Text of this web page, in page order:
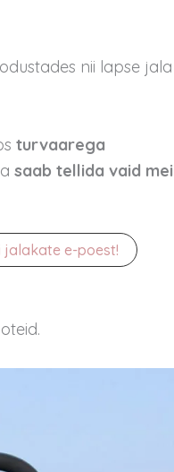
nii lapse
turvaarega
saab tellida vaid
jalakate e-poest!